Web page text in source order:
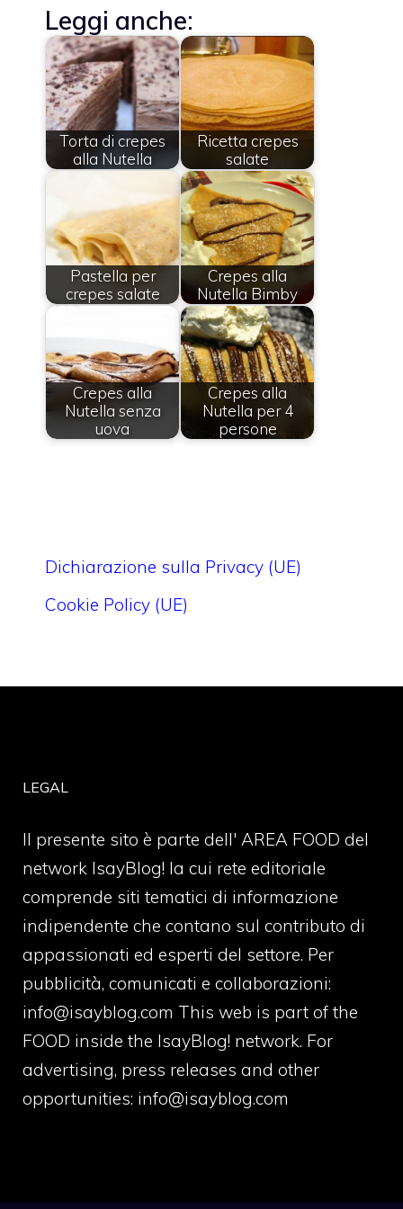
Leggi anche:
Torta di crepes
alla Nutella
Ricetta crepes
salate
Pastella per
crepes salate
Crepes alla
Nutella Bimby
Crepes alla
Nutella senza
uova
Crepes alla
Nutella per 4
persone
Dichiarazione sulla Privacy (UE)
Cookie Policy (UE)
LEGAL
Il presente sito è parte dell' AREA FOOD del
network IsayBlog! la cui rete editoriale
comprende siti tematici di informazione
indipendente che contano sul contributo di
appassionati ed esperti del settore. Per
pubblicità, comunicati e collaborazioni:
info@isayblog.com This web is part of the
FOOD inside the IsayBlog! network. For
advertising, press releases and other
opportunities: info@isayblog.com